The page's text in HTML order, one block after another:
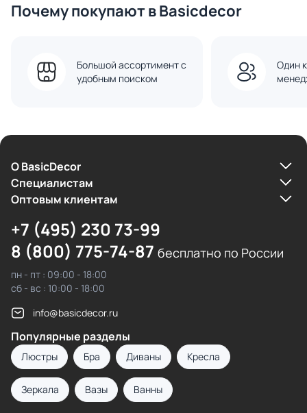
Почему покупают в Basicdecor
Большой ассортимент с
удобным поиском
Один
О BasicDecor
Cпециалистам
Оптовым клиентам
+7 (495) 230 73-99
8 (800) 775-74-87 бесплатно по России
пн - пт : 09:00 - 18:00
сб - вс : 10:00 - 18:00
info@basicdecor.ru
Популярные разделы
Люстры Бра Диваны Кресла
Зеркала Вазы Ванны